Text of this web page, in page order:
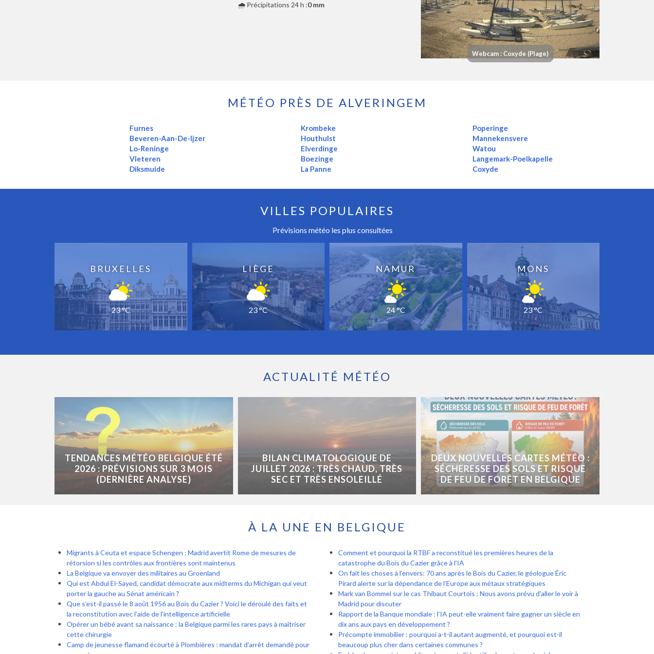
🌧️ Précipitations 24 h :0 mm
Webcam : Coxyde (Plage)
MÉTÉO PRÈS DE ALVERINGEM
Furnes
Beveren-Aan-De-Ijzer
Lo-Reninge
Vleteren
Diksmuide
Krombeke
Houthulst
Elverdinge
Boezinge
La Panne
Poperinge
Mannekensvere
Watou
Langemark-Poelkapelle
Coxyde
VILLES POPULAIRES
Prévisions météo les plus consultées
BRUXELLES
23 °C
LIÈGE
23 °C
NAMUR
24 °C
MONS
23 °C
ACTUALITÉ MÉTÉO
TENDANCES MÉTÉO BELGIQUE ÉTÉ
2026 : PRÉVISIONS SUR 3 MOIS
(DERNIÈRE ANALYSE)
BILAN CLIMATOLOGIQUE DE
JUILLET 2026 : TRÈS CHAUD, TRÈS
SEC ET TRÈS ENSOLEILLÉ
DEUX NOUVELLES CARTES MÉTÉO :
SÉCHERESSE DES SOLS ET RISQUE
DE FEU DE FORÊT EN BELGIQUE
À LA UNE EN BELGIQUE
Migrants à Ceuta et espace Schengen : Madrid avertit Rome de mesures de
rétorsion si les contrôles aux frontières sont maintenus
La Belgique va envoyer des militaires au Groenland
Qui est Abdul El-Sayed, candidat démocrate aux midterms du Michigan qui veut
porter la gauche au Sénat américain ?
Que s’est-il passé le 8 août 1956 au Bois du Cazier ? Voici le déroulé des faits et
la reconstitution avec l’aide de l’intelligence artificielle
Opérer un bébé avant sa naissance : la Belgique parmi les rares pays à maîtriser
cette chirurgie
Camp de jeunesse flamand écourté à Plombières : mandat d'arrêt demandé pour
Comment et pourquoi la RTBF a reconstitué les premières heures de la
catastrophe du Bois du Cazier grâce à l’IA
On fait les choses à l’envers: 70 ans après le Bois du Cazier, le géologue Éric
Pirard alerte sur la dépendance de l’Europe aux métaux stratégiques
Mark van Bommel sur le cas Thibaut Courtois : Nous avons prévu d’aller le voir à
Madrid pour discuter
Rapport de la Banque mondiale : l’IA peut-elle vraiment faire gagner un siècle en
dix ans aux pays en développement ?
Précompte immobilier : pourquoi a-t-il autant augmenté, et pourquoi est-il
beaucoup plus cher dans certaines communes ?